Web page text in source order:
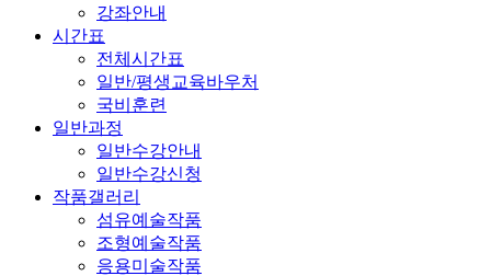
강좌안내
시간표
전체시간표
일반/평생교육바우처
국비훈련
일반과정
일반수강안내
일반수강신청
작품갤러리
섬유예술작품
조형예술작품
응용미술작품